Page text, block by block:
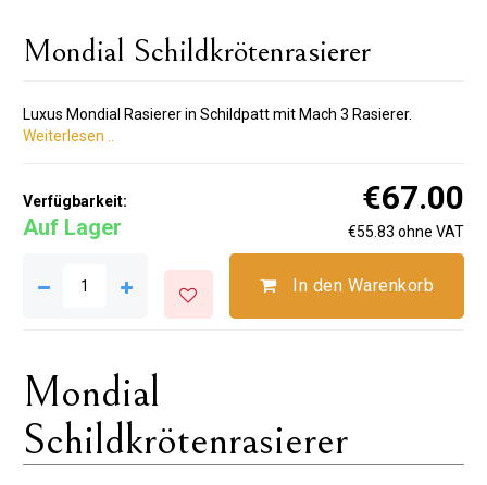
Mondial Schildkrötenrasierer
Luxus Mondial Rasierer in Schildpatt mit Mach 3 Rasierer.
Weiterlesen ..
Verfügbarkeit:
Auf Lager
€67.00
€55.83 ohne VAT
In den Warenkorb
Mondial
Schildkrötenrasierer